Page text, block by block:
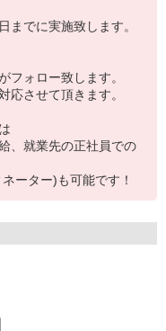
までに実施致します。
フォロー致します。
応させて頂きます。
、就業先の正社員での
ーター)も可能です！